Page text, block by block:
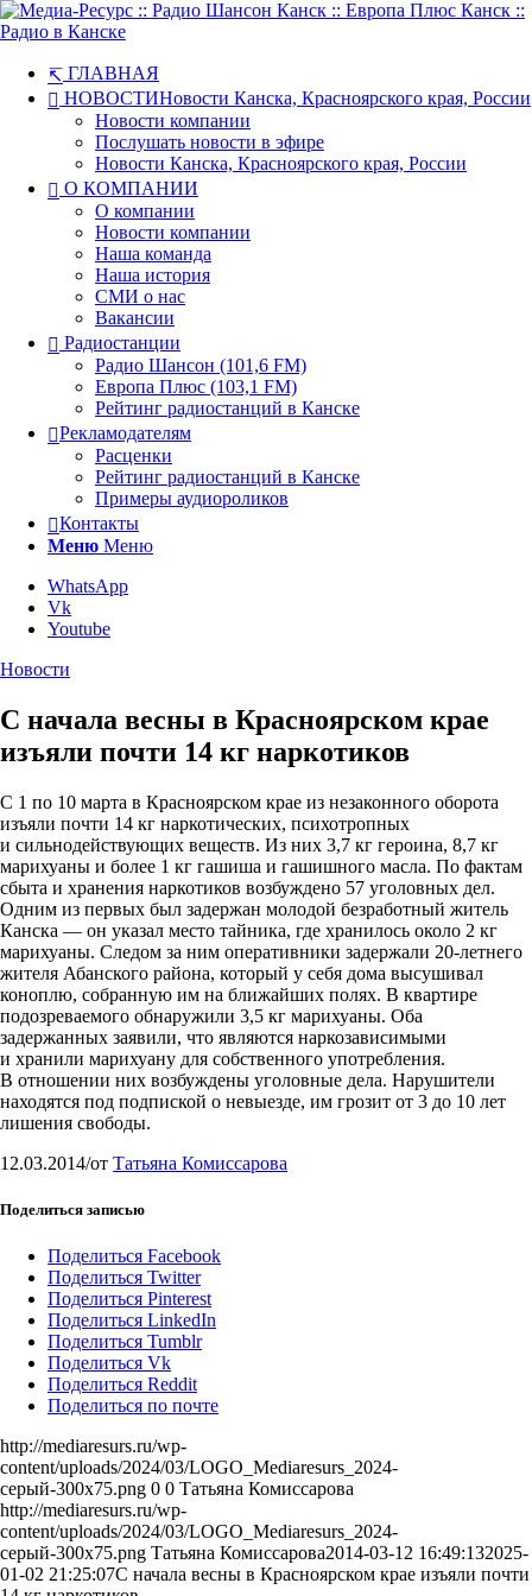
ГЛАВНАЯ
НОВОСТИНовости Канска, Красноярского края, России
Новости компании
Послушать новости в эфире
Новости Канска, Красноярского края, России
О КОМПАНИИ
О компании
Новости компании
Наша команда
Наша история
СМИ о нас
Вакансии
Радиостанции
Радио Шансон (101,6 FM)
Европа Плюс (103,1 FM)
Рейтинг радиостанций в Канске
Рекламодателям
Расценки
Рейтинг радиостанций в Канске
Примеры аудиороликов
Контакты
Меню Меню
WhatsApp
Vk
Youtube
Новости
С начала весны в Красноярском крае
изъяли почти 14 кг наркотиков
С 1 по 10 марта в Красноярском крае из незаконного оборота
изъяли почти 14 кг наркотических, психотропных
и сильнодействующих веществ. Из них 3,7 кг героина, 8,7 кг
марихуаны и более 1 кг гашиша и гашишного масла. По фактам
сбыта и хранения наркотиков возбуждено 57 уголовных дел.
Одним из первых был задержан молодой безработный житель
Канска — он указал место тайника, где хранилось около 2 кг
марихуаны. Следом за ним оперативники задержали 20-летнего
жителя Абанского района, который у себя дома высушивал
коноплю, собранную им на ближайших полях. В квартире
подозреваемого обнаружили 3,5 кг марихуаны. Оба
задержанных заявили, что являются наркозависимыми
и хранили марихуану для собственного употребления.
В отношении них возбуждены уголовные дела. Нарушители
находятся под подпиской о невыезде, им грозит от 3 до 10 лет
лишения свободы.
12.03.2014/от Татьяна Комиссарова
Поделиться записью
Поделиться Facebook
Поделиться Twitter
Поделиться Pinterest
Поделиться LinkedIn
Поделиться Tumblr
Поделиться Vk
Поделиться Reddit
Поделиться по почте
http://mediaresurs.ru/wp-
content/uploads/2024/03/LOGO_Mediaresurs_2024-
серый-300x75.png 0 0 Татьяна Комиссарова
http://mediaresurs.ru/wp-
content/uploads/2024/03/LOGO_Mediaresurs_2024-
серый-300x75.png Татьяна Комиссарова2014-03-12 16:49:132025-
01-02 21:25:07С начала весны в Красноярском крае изъяли почти